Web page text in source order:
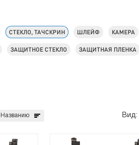
СТЕКЛО, ТАЧСКРИН ШЛЕЙФ КАМЕРА
ЗАЩИТНОЕ СТЕКЛО ЗАЩИТНАЯ ПЛЕНКА
Вид:
Названию